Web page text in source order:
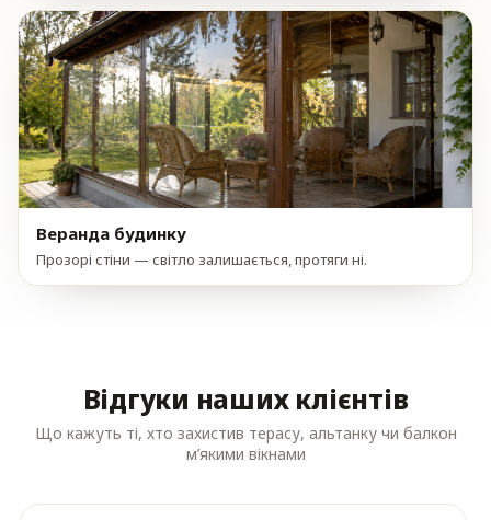
Веранда будинку
Прозорі стіни — світло залишається, протяги ні.
Відгуки наших клієнтів
Що кажуть ті, хто захистив терасу, альтанку чи балкон
м’якими вікнами